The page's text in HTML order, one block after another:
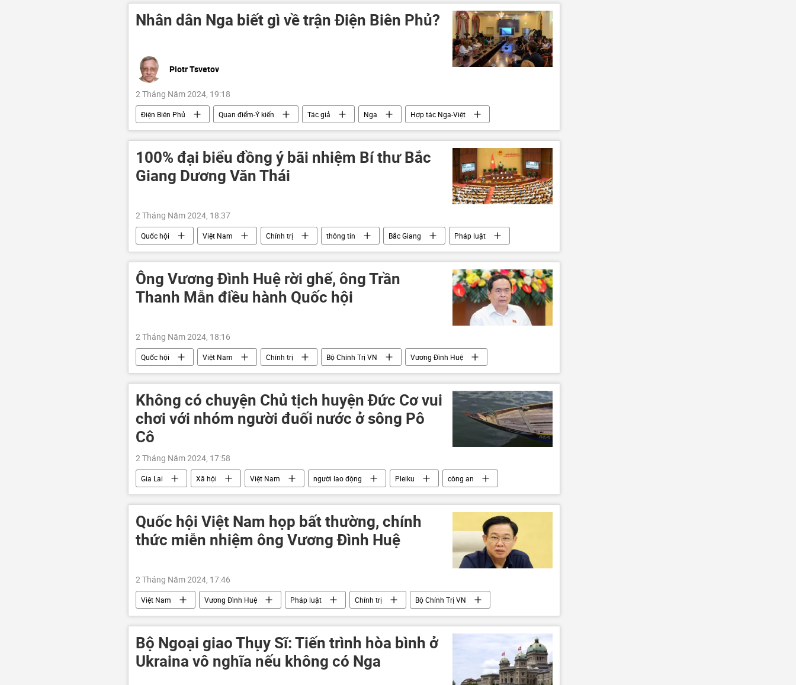
Nhân dân Nga biết gì về trận Điện Biên Phủ?
Piotr Tsvetov
2 Tháng Năm 2024, 19:18
Điện Biên Phủ Quan điểm-Ý kiến Tác giả Nga
Hợp tác Nga-Việt
Liên Xô
Việt Nam chiến tranh Việt Nam Quân đội Nhân dân Việt Nam
100% đại biểu đồng ý bãi nhiệm Bí thư Bắc
Giang Dương Văn Thái
2 Tháng Năm 2024, 18:37
Quốc hội Việt Nam Chính trị thông tin Bắc Giang
Pháp luật
Ban Chấp hành Trung ương Đảng
Ông Vương Đình Huệ rời ghế, ông Trần
Thanh Mẫn điều hành Quốc hội
2 Tháng Năm 2024, 18:16
Quốc hội Việt Nam Chính trị Bộ Chính Trị VN
Vương Đình Huệ
Đảng Cộng sản Việt Nam
Không có chuyện Chủ tịch huyện Đức Cơ vui
chơi với nhóm người đuối nước ở sông Pô
Cô
2 Tháng Năm 2024, 17:58
Gia Lai Xã hội Việt Nam người lao động Pleiku công an
Quốc hội Việt Nam họp bất thường, chính
thức miễn nhiệm ông Vương Đình Huệ
2 Tháng Năm 2024, 17:46
Việt Nam Vương Đình Huệ Pháp luật Chính trị
Bộ Chính Trị VN
Quốc hội
thông tin Ban Chấp hành Trung ương Đảng vi phạm
Bộ Ngoại giao Thụy Sĩ: Tiến trình hòa bình ở
Ukraina vô nghĩa nếu không có Nga